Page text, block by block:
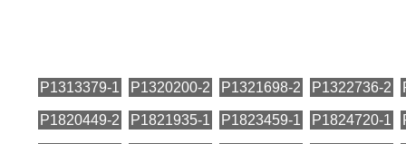
P1313379-1 P1320200-2 P1321698-2 P1322736-2
P1820449-2 P1821935-1 P1823459-1 P1824720-1